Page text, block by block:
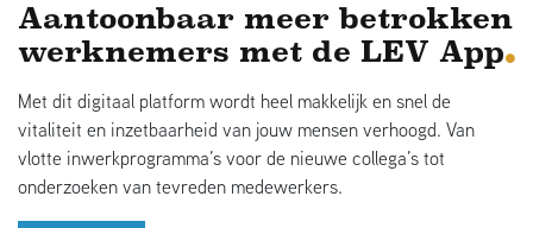
Aantoonbaar meer betrokken
werknemers met de LEV App
Met dit digitaal platform wordt heel makkelijk en snel de
vitaliteit en inzetbaarheid van jouw mensen verhoogd. Van
vlotte inwerkprogramma’s voor de nieuwe collega’s tot
onderzoeken van tevreden medewerkers.